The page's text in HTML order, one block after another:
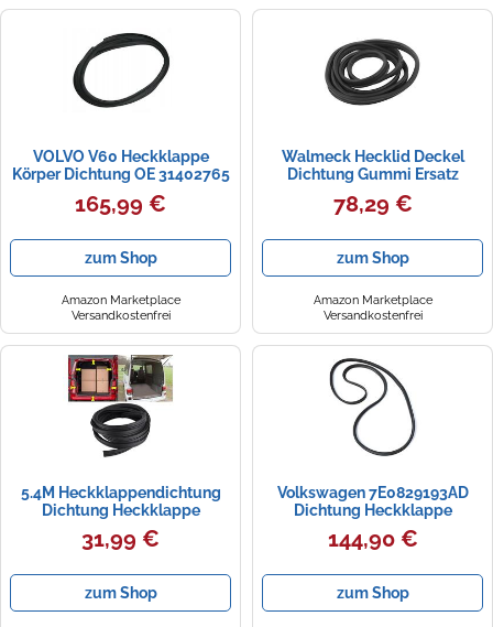
VOLVO V60 Heckklappe
Körper Dichtung OE 31402765
165,99 €
zum Shop
Amazon Marketplace
Versandkostenfrei
Walmeck Hecklid Deckel
Dichtung Gummi Ersatz
Mercedes W201 190 190e
190d Heckklappe Kofferraum
Ladungsbereich
78,29 €
zum Shop
Amazon Marketplace
Versandkostenfrei
5.4M Heckklappendichtung
Dichtung Heckklappe
Kompatibel für VW
Transporter T4
Bus Kasten 721827705B Auto
Türdichtung
31,99 €
zum Shop
Volkswagen 7E0829193AD
Dichtung Heckklappe
Kofferraumdichtung
Heckklappendichtung
*** nur für Heckklappe mit PR-
Codes 6U2/A9X/3RP ***
144,90 €
zum Shop